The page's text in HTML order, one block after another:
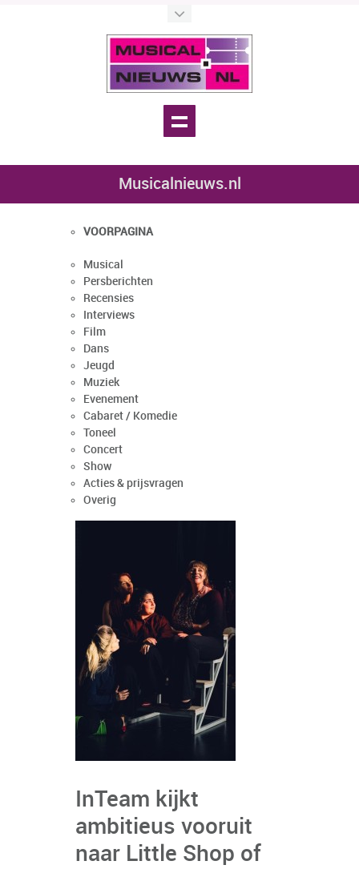
Musicalnieuws.nl
VOORPAGINA
Musical
Persberichten
Recensies
Interviews
Film
Dans
Jeugd
Muziek
Evenement
Cabaret / Komedie
Toneel
Concert
Show
Acties & prijsvragen
Overig
InTeam kijkt
ambitieus vooruit
naar Little Shop of